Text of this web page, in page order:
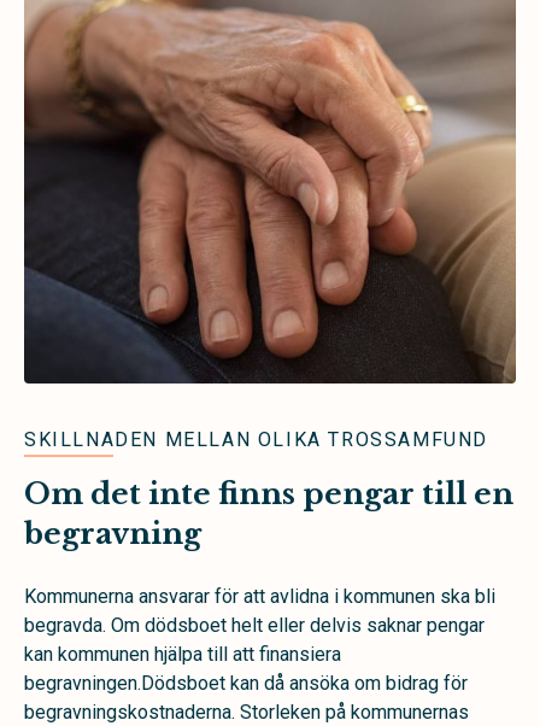
SKILLNADEN MELLAN OLIKA TROSSAMFUND
Om det inte finns pengar till en
begravning
Kommunerna ansvarar för att avlidna i kommunen ska bli
begravda. Om dödsboet helt eller delvis saknar pengar
kan kommunen hjälpa till att finansiera
begravningen.Dödsboet kan då ansöka om bidrag för
begravningskostnaderna. Storleken på kommunernas